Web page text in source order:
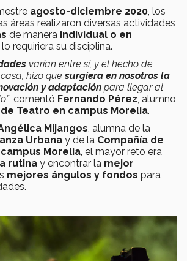
agosto-diciembre 2020 , los
áreas realizaron diversas actividades
de manera individual o en
lo requiriera su disciplina.
varían entre sí, y el hecho de
hizo quesurgiera en nosotros la
y adaptación para llegar al
, comentó Fernando Pérez , alumno
Teatro en campus Morelia.
Mijangos , alumna de la
Urbana y de la Compañía de
Morelia , el mayor reto era
rutina y encontrar la mejor
mejores ángulos y fondos para